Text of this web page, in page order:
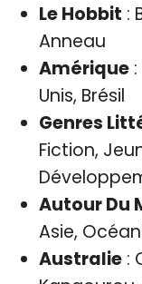
Le Hobbit :
Anneau
Amérique:
Unis, Brésil
Genres
Fiction,
Autour Du
Asie,
Australie: